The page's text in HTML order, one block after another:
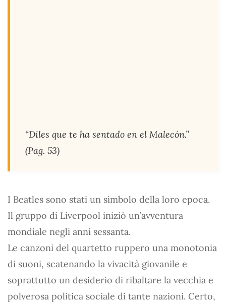
“Diles que te ha sentado en el Malecón.”
(Pag. 53)
I Beatles sono stati un simbolo della loro epoca.
Il gruppo di Liverpool iniziò un’avventura
mondiale negli anni sessanta.
Le canzoni del quartetto ruppero una monotonia
di suoni, scatenando la vivacità giovanile e
soprattutto un desiderio di ribaltare la vecchia e
polverosa politica sociale di tante nazioni. Certo,